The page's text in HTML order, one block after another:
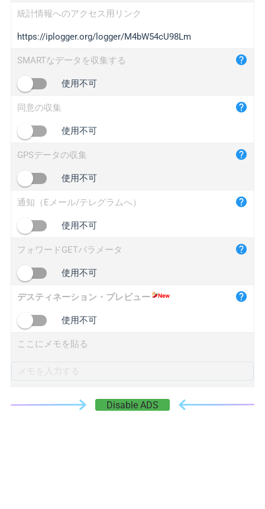
bc.ax
iplogger.com
maper.info
2no.co
yip.su
iplogger.info
iplogger.cn
統計情報へのアクセス用リンク
https://iplogger.org/logger/M4bW54cU98Lm
SMARTなデータを収集する
使用不可
同意の収集
使用不可
GPSデータの収集
使用不可
通知（Eメール/テレグラムへ）
使用不可
フォワードGETパラメータ
使用不可
デスティネーション・プレビュー
使用不可
ここにメモを貼る
Disable ADS